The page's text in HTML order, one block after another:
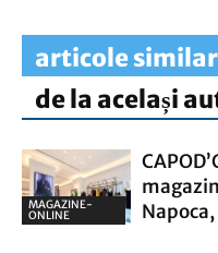
articole
de la același
MAGAZINE-
ONLINE